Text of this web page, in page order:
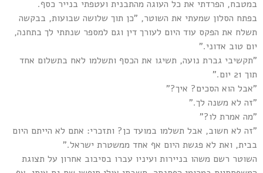
במטבח, הפרדתי את כל העוגה מהתבנית ועטפתי בנייר כסף.
בפתח הסלון שמעתי את השוטר, "כן תוך שלושה שבועות, בבקשה
תשלח את הפקס עוד היום לעורך דין וגם למספר שנתתי לך בתחנה,
יום טוב אדוני."
"תקשיבי גברת נועה, תשיגו את הכסף ותשלמו לאח בתשלום אחד
תוך 21 יום."
"אבל הוא הסכים? איך?"
"זה לא משנה לך."
"מה אמרת לו?"
"זה לא חשוב, אבל תשלמו במועד כן? ותזכרי: אתם לא הייתם היום
בבית, ואת לא פגשת היום אף אחד ממשטרת ישראל."
השוטר רשם משהו בניירות ועיניו עברו בסיבוב אחרון על תצוגת